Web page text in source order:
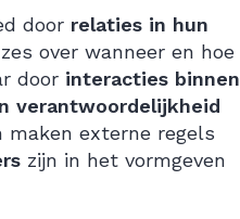
door relaties in hun
over wanneer en hoe
door interacties binnen
verantwoordelijkheid
maken externe regels
zijn in het vormgeven